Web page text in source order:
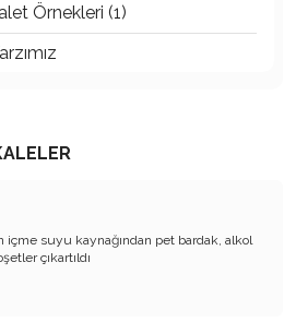
Örnekleri (1)
ve İyi Bildiği İşi Yapsa
Günü?
içme suyu kaynağından pet bardak, alkol
çıkartıldı